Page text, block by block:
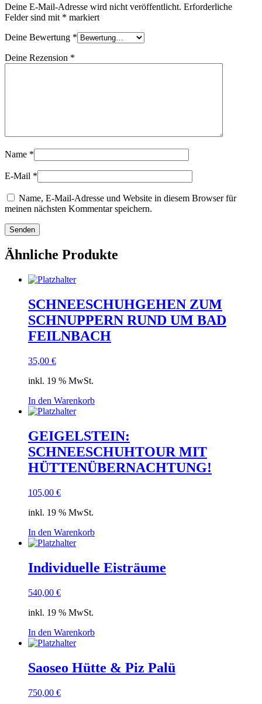
Deine E-Mail-Adresse wird nicht veröffentlicht. Erforderliche
Felder sind mit * markiert
Deine Bewertung *
Deine Rezension *
Name *
E-Mail *
Name, E-Mail-Adresse und Website in diesem Browser für
meinen nächsten Kommentar speichern.
Ähnliche Produkte
SCHNEESCHUHGEHEN ZUM
SCHNUPPERN RUND UM BAD
FEILNBACH
35,00 €
inkl. 19 % MwSt.
In den Warenkorb
GEIGELSTEIN:
SCHNEESCHUHTOUR MIT
HÜTTENÜBERNACHTUNG!
105,00 €
inkl. 19 % MwSt.
In den Warenkorb
Individuelle Eisträume
540,00 €
inkl. 19 % MwSt.
In den Warenkorb
Saoseo Hütte & Piz Palü
750,00 €